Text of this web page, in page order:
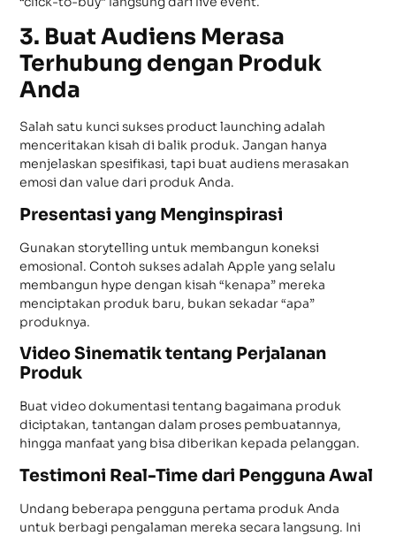
3. Buat Audiens Merasa
Terhubung dengan Produk
Anda
Salah satu kunci sukses product launching adalah
menceritakan kisah di balik produk. Jangan hanya
menjelaskan spesifikasi, tapi buat audiens merasakan
emosi dan value dari produk Anda.
Presentasi yang Menginspirasi
Gunakan storytelling untuk membangun koneksi
emosional. Contoh sukses adalah Apple yang selalu
membangun hype dengan kisah “kenapa” mereka
menciptakan produk baru, bukan sekadar “apa”
produknya.
Video Sinematik tentang Perjalanan
Produk
Buat video dokumentasi tentang bagaimana produk
diciptakan, tantangan dalam proses pembuatannya,
hingga manfaat yang bisa diberikan kepada pelanggan.
Testimoni Real-Time dari Pengguna Awal
Undang beberapa pengguna pertama produk Anda
untuk berbagi pengalaman mereka secara langsung. Ini